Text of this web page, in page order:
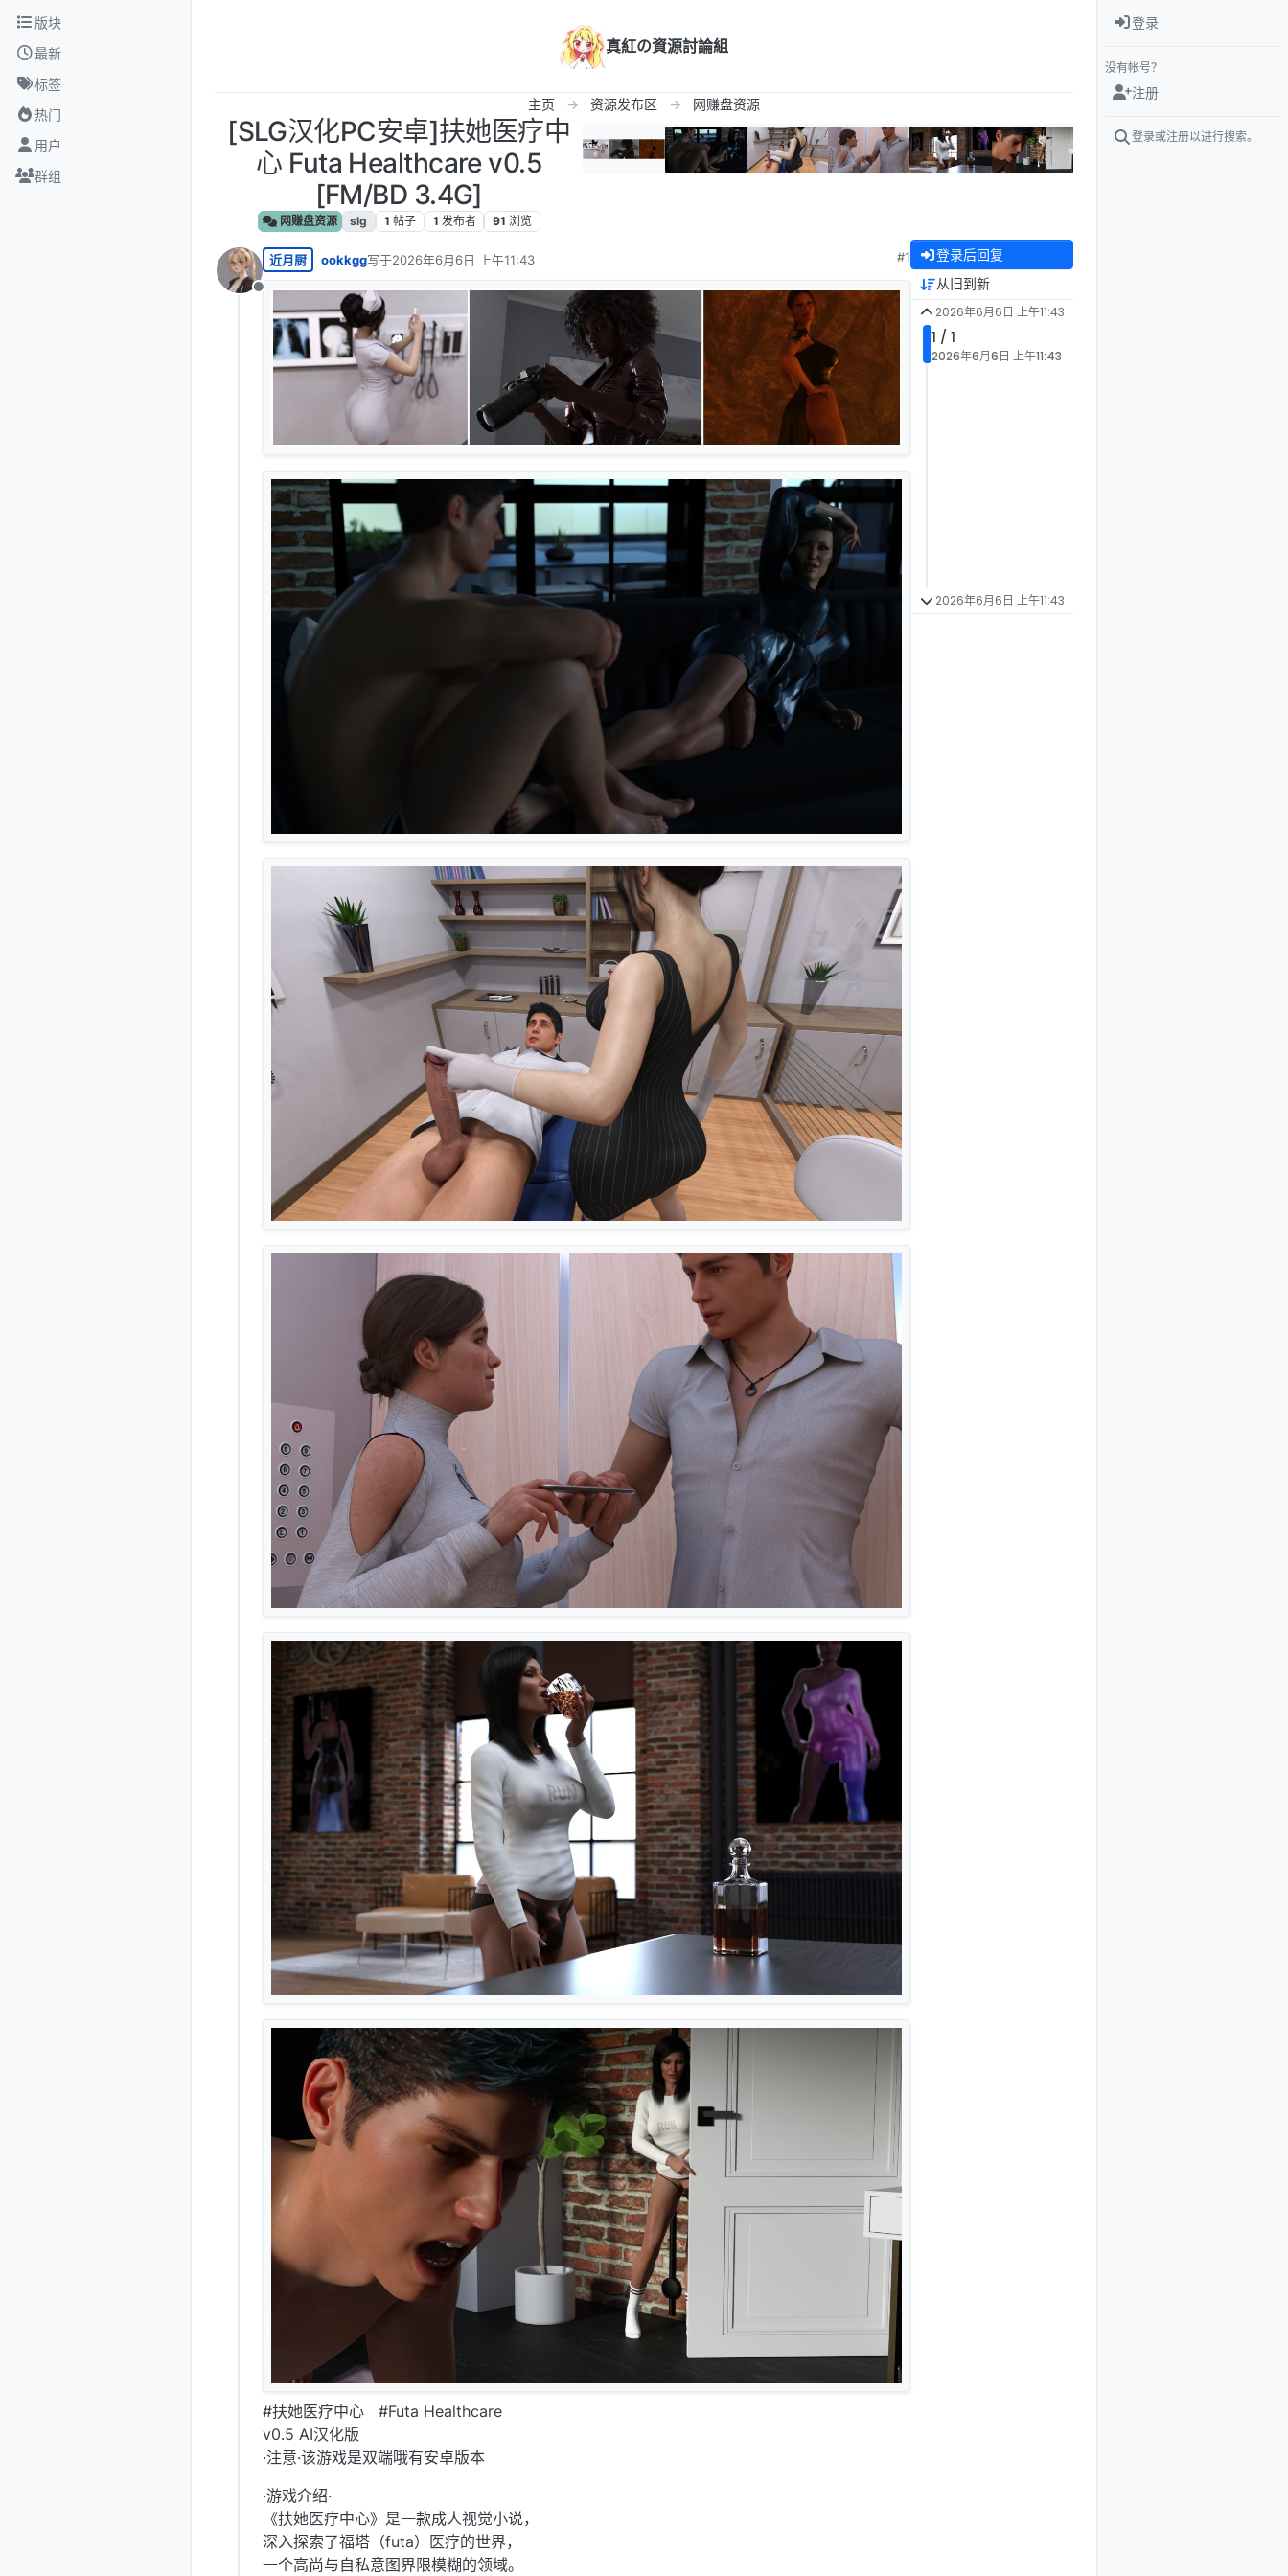
跳转至内容
版块
最新
标签
热门
用户
群组
真紅の資源討論組
主页 资源发布区 网赚盘资源
[SLG汉化PC安卓]扶她医疗中
心 Futa Healthcare v0.5
[FM/BD 3.4G]
网赚盘资源 slg 1 帖子 1 发布者 91 浏览
离线
近月厨 ookkgg写于2026年6月6日 上午11:43
最后由 编辑
#1
#扶她医疗中心 #Futa Healthcare
v0.5 AI汉化版
·注意·该游戏是双端哦有安卓版本
·游戏介绍·
《扶她医疗中心》是一款成人视觉小说，
深入探索了福塔（futa）医疗的世界，
一个高尚与自私意图界限模糊的领域。
登录后回复
从旧到新
2026年6月6日 上午11:43
1 / 1
2026年6月6日 上午11:43
2026年6月6日 上午11:43
登录
没有帐号？
注册
登录或注册以进行搜索。